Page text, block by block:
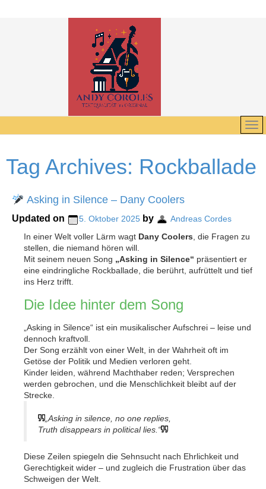
Tag Archives: Rockballade
Asking in Silence – Dany Coolers
Updated on 5. Oktober 2025 by
Andreas Cordes
In einer Welt voller Lärm wagt Dany Coolers , die Fragen zu
stellen, die niemand hören will.
Mit seinem neuen Song „Asking in Silence“ präsentiert er
eine eindringliche Rockballade, die berührt, aufrüttelt und tief
ins Herz trifft.
Die Idee hinter dem Song
„Asking in Silence“ ist ein musikalischer Aufschrei – leise und
dennoch kraftvoll.
Der Song erzählt von einer Welt, in der Wahrheit oft im
Getöse der Politik und Medien verloren geht.
Kinder leiden, während Machthaber reden; Versprechen
werden gebrochen, und die Menschlichkeit bleibt auf der
Strecke.
„Asking in silence, no one replies,
Truth disappears in political lies.“
Diese Zeilen spiegeln die Sehnsucht nach Ehrlichkeit und
Gerechtigkeit wider – und zugleich die Frustration über das
Schweigen der Welt.